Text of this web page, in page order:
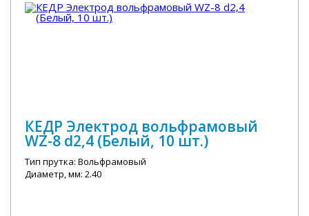
КЕДР Электрод вольфрамовый
WZ-8 d2,4 (Белый, 10 шт.)
Тип прутка: Вольфрамовый
Диаметр, мм: 2.40